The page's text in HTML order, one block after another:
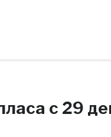
c 29